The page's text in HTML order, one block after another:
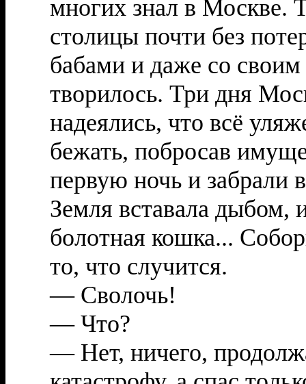
многих знал в Москве.
столицы почти без
бабами и даже со
творилось. Три дня
надеялись, что всё
бежать, побросав
первую ночь и забрали
Земля вставала дыбом,
болотная кошка...
то, что случится.
— Сволочь!
— Что?
— Нет, ничего,